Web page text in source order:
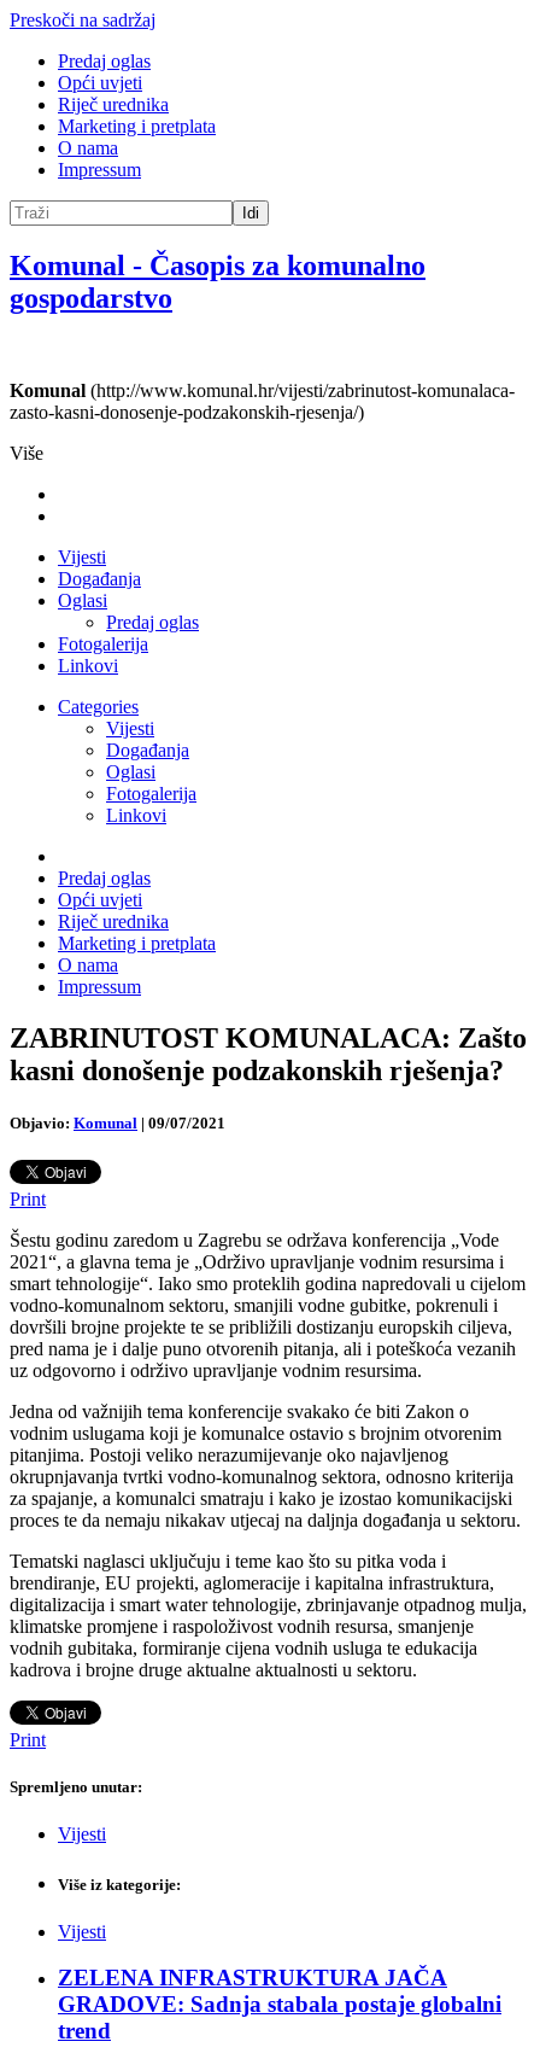
Preskoči na sadržaj
Predaj oglas
Opći uvjeti
Riječ urednika
Marketing i pretplata
O nama
Impressum
Idi
Komunal - Časopis za komunalno
gospodarstvo
Komunal (http://www.komunal.hr/vijesti/zabrinutost-komunalaca-
zasto-kasni-donosenje-podzakonskih-rjesenja/)
Više
Vijesti
Događanja
Oglasi
Predaj oglas
Fotogalerija
Linkovi
Categories
Vijesti
Događanja
Oglasi
Fotogalerija
Linkovi
Predaj oglas
Opći uvjeti
Riječ urednika
Marketing i pretplata
O nama
Impressum
ZABRINUTOST KOMUNALACA: Zašto
kasni donošenje podzakonskih rješenja?
Objavio: Komunal | 09/07/2021
Print
Šestu godinu zaredom u Zagrebu se održava konferencija „Vode
2021“, a glavna tema je „Održivo upravljanje vodnim resursima i
smart tehnologije“. Iako smo proteklih godina napredovali u cijelom
vodno-komunalnom sektoru, smanjili vodne gubitke, pokrenuli i
dovršili brojne projekte te se približili dostizanju europskih ciljeva,
pred nama je i dalje puno otvorenih pitanja, ali i poteškoća vezanih
uz odgovorno i održivo upravljanje vodnim resursima.
Jedna od važnijih tema konferencije svakako će biti Zakon o
vodnim uslugama koji je komunalce ostavio s brojnim otvorenim
pitanjima. Postoji veliko nerazumijevanje oko najavljenog
okrupnjavanja tvrtki vodno-komunalnog sektora, odnosno kriterija
za spajanje, a komunalci smatraju i kako je izostao komunikacijski
proces te da nemaju nikakav utjecaj na daljnja događanja u sektoru.
Tematski naglasci uključuju i teme kao što su pitka voda i
brendiranje, EU projekti, aglomeracije i kapitalna infrastruktura,
digitalizacija i smart water tehnologije, zbrinjavanje otpadnog mulja,
klimatske promjene i raspoloživost vodnih resursa, smanjenje
vodnih gubitaka, formiranje cijena vodnih usluga te edukacija
kadrova i brojne druge aktualne aktualnosti u sektoru.
Print
Spremljeno unutar:
Vijesti
Više iz kategorije:
Vijesti
ZELENA INFRASTRUKTURA JAČA
GRADOVE: Sadnja stabala postaje globalni
trend